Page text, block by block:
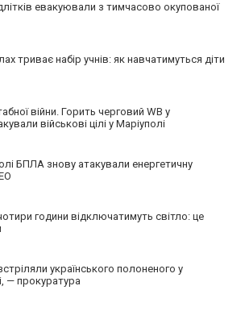
евакуювали з тимчасово окупованої
триває набір учнів: як навчатимуться діти
війни. Горить черговий WB у
військові цілі у Маріуполі
БПЛА знову атакували енергетичну
години відключатимуть світло: це
українського полоненого у
— прокуратура